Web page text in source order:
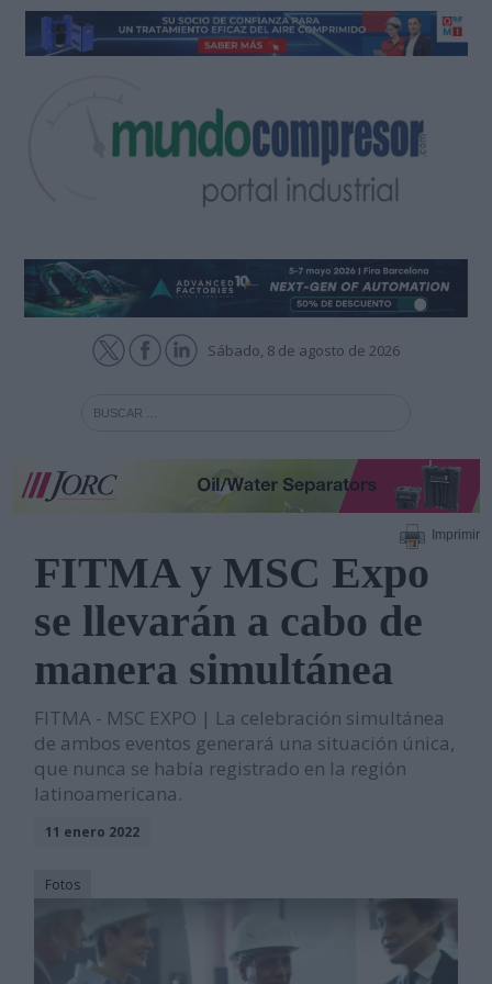
Sábado, 8 de agosto de 2026
Imprimir
FITMA y MSC Expo
se llevarán a cabo de
manera simultánea
FITMA - MSC EXPO | La celebración simultánea
de ambos eventos generará una situación única,
que nunca se había registrado en la región
latinoamericana.
11 enero 2022
Fotos